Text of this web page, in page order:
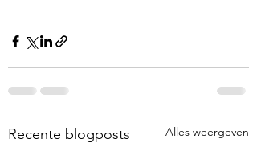
Recente blogposts Alles weergeven